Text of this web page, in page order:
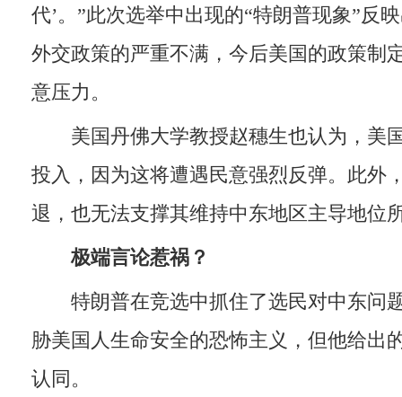
代’。”此次选举中出现的“特朗普现象”反
外交政策的严重不满，今后美国的政策制
意压力。
美国丹佛大学教授赵穗生也认为，美
投入，因为这将遭遇民意强烈反弹。此外
退，也无法支撑其维持中东地区主导地位
极端言论惹祸？
特朗普在竞选中抓住了选民对中东问
胁美国人生命安全的恐怖主义，但他给出
认同。